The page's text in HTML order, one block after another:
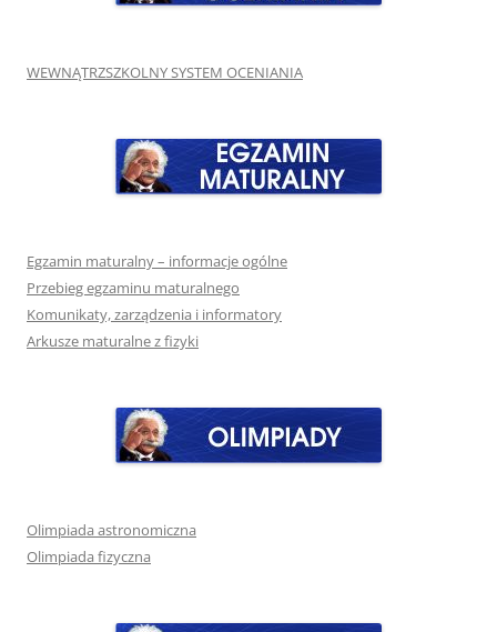
WEWNĄTRZSZKOLNY SYSTEM OCENIANIA
Egzamin maturalny – informacje ogólne
Przebieg egzaminu maturalnego
Komunikaty, zarządzenia i informatory
Arkusze maturalne z fizyki
Olimpiada astronomiczna
Olimpiada fizyczna